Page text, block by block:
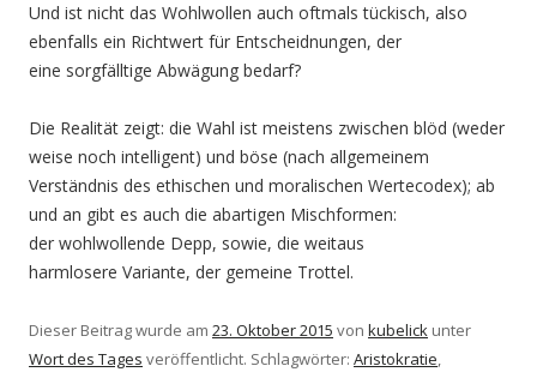
Und ist nicht das Wohlwollen auch oftmals tückisch, also
ebenfalls ein Richtwert für Entscheidnungen, der
eine sorgfälltige Abwägung bedarf?
Die Realität zeigt: die Wahl ist meistens zwischen blöd (weder
weise noch intelligent) und böse (nach allgemeinem
Verständnis des ethischen und moralischen Wertecodex); ab
und an gibt es auch die abartigen Mischformen:
der wohlwollende Depp, sowie, die weitaus
harmlosere Variante, der gemeine Trottel.
Dieser Beitrag wurde am 23. Oktober 2015 von kubelick unter
Wort des Tages veröffentlicht. Schlagwörter: Aristokratie,